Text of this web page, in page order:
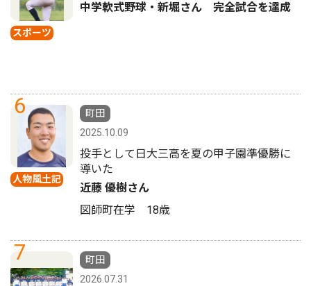
スポーツ
中学軟式野球・新堀さん 完全試合を達成
6
人物風土記
町田
2025.10.09
投手として日大三高を夏の甲子園準優勝に
導いた
近藤 優樹さん
図師町在学 18歳
7
町田
2026.07.31